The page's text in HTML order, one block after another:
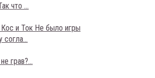
что ...
и Ток Не было игры
грав?...